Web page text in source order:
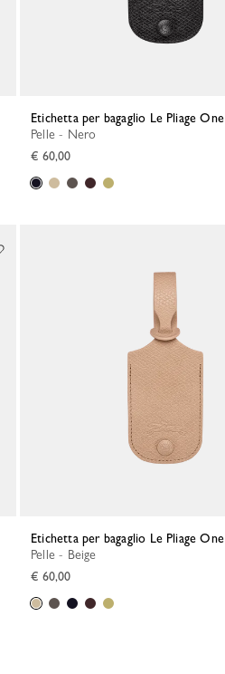
Etichetta per bagaglio Le Pliage One
Pelle - Nero
€ 60,00
Etichetta per bagaglio Le Pliage One
Pelle - Beige
€ 60,00